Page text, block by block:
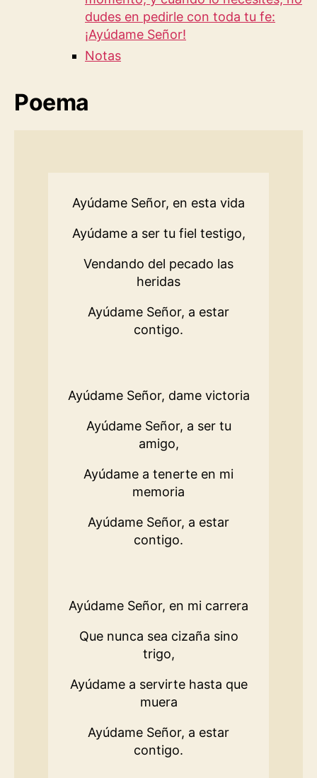
dudes en pedirle con toda tu fe:
¡Ayúdame Señor!
Notas
Poema
Ayúdame Señor, en esta vida
Ayúdame a ser tu fiel testigo,
Vendando del pecado las
heridas
Ayúdame Señor, a estar
contigo.
Ayúdame Señor, dame victoria
Ayúdame Señor, a ser tu
amigo,
Ayúdame a tenerte en mi
memoria
Ayúdame Señor, a estar
contigo.
Ayúdame Señor, en mi carrera
Que nunca sea cizaña sino
trigo,
Ayúdame a servirte hasta que
muera
Ayúdame Señor, a estar
contigo.